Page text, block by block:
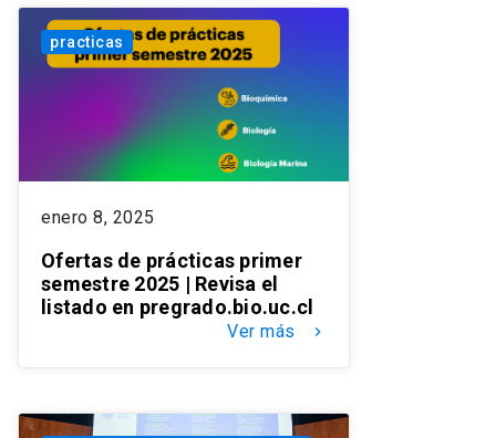
practicas
enero 8, 2025
Ofertas de prácticas primer
semestre 2025 | Revisa el
listado en pregrado.bio.uc.cl
Ver más keyboard_arrow_right